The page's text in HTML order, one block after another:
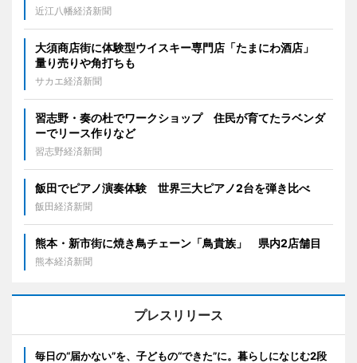
近江八幡経済新聞
大須商店街に体験型ウイスキー専門店「たまにわ酒店」
量り売りや角打ちも
サカエ経済新聞
習志野・奏の杜でワークショップ 住民が育てたラベンダ
ーでリース作りなど
習志野経済新聞
飯田でピアノ演奏体験 世界三大ピアノ2台を弾き比べ
飯田経済新聞
熊本・新市街に焼き鳥チェーン「鳥貴族」 県内2店舗目
熊本経済新聞
プレスリリース
毎日の“届かない”を、子どもの“できた”に。暮らしになじむ2段